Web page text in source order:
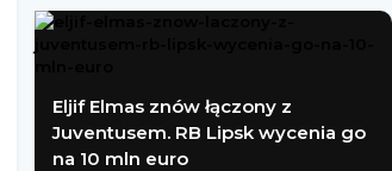
Eljif Elmas znów łączony z
Juventusem. RB Lipsk wycenia go
na 10 mln euro